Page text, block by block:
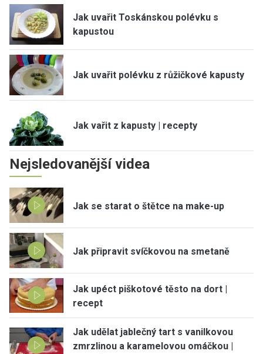
Jak uvařit Toskánskou polévku s
kapustou
Jak uvařit polévku z růžičkové kapusty
Jak vařit z kapusty | recepty
Nejsledovanější videa
Jak se starat o štětce na make-up
Jak připravit svíčkovou na smetaně
Jak upéct piškotové těsto na dort |
recept
Jak udělat jablečný tart s vanilkovou
zmrzlinou a karamelovou omáčkou |